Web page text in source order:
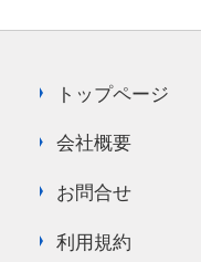
トップページ
会社概要
お問合せ
利用規約